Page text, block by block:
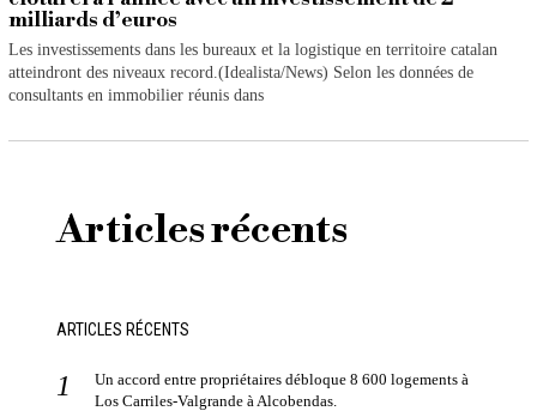
milliards d’euros
Les investissements dans les bureaux et la logistique en territoire catalan
atteindront des niveaux record.(Idealista/News) Selon les données de
consultants en immobilier réunis dans
Articles récents
ARTICLES RÉCENTS
Un accord entre propriétaires débloque 8 600 logements à
Los Carriles-Valgrande à Alcobendas.